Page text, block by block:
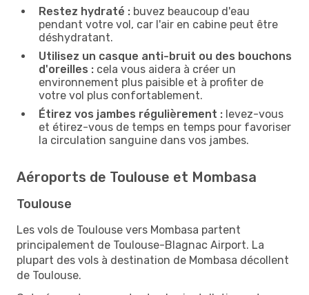
Restez hydraté : buvez beaucoup d'eau
pendant votre vol, car l'air en cabine peut être
déshydratant.
Utilisez un casque anti-bruit ou des bouchons
d'oreilles : cela vous aidera à créer un
environnement plus paisible et à profiter de
votre vol plus confortablement.
Étirez vos jambes régulièrement : levez-vous
et étirez-vous de temps en temps pour favoriser
la circulation sanguine dans vos jambes.
Aéroports de Toulouse et Mombasa
Toulouse
Les vols de Toulouse vers Mombasa partent
principalement de Toulouse-Blagnac Airport. La
plupart des vols à destination de Mombasa décollent
de Toulouse.